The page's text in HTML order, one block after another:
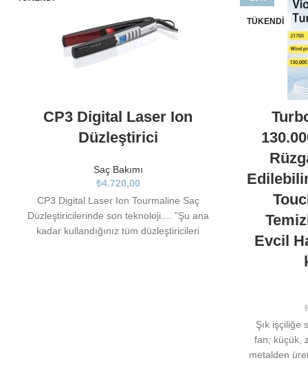
CP3 Digital Laser Ion
Düzleştirici
Saç Bakımı
₺4.720,00
CP3 Digital Laser Ion Tourmaline Saç
Düzleştiricilerinde son teknoloji.... "Şu ana
kadar kullandığınız tüm düzleştiricileri
TÜKENDI
Evcil
Şık işçiliğe
fan; küçük,
metalden